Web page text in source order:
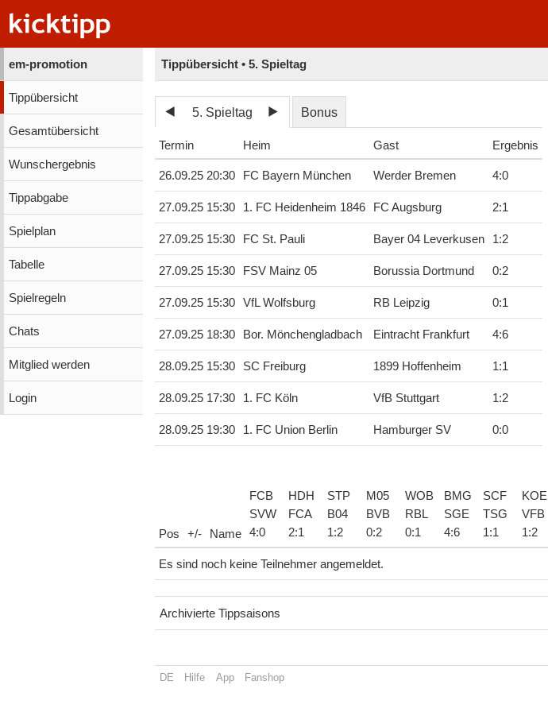
em-promotion
Tippübersicht
Gesamtübersicht
Wunschergebnis
Tippabgabe
Spielplan
Tabelle
Spielregeln
Chats
Mitglied werden
Login
Tippübersicht • 5. Spieltag
5. Spieltag Bonus
Termin Heim Gast Ergebnis
26.09.25 20:30 FC Bayern München Werder Bremen 4:0
27.09.25 15:30 1. FC Heidenheim 1846 FC Augsburg 2:1
27.09.25 15:30 FC St. Pauli Bayer 04 Leverkusen 1:2
27.09.25 15:30 FSV Mainz 05 Borussia Dortmund 0:2
27.09.25 15:30 VfL Wolfsburg RB Leipzig 0:1
27.09.25 18:30 Bor. Mönchengladbach Eintracht Frankfurt 4:6
28.09.25 15:30 SC Freiburg 1899 Hoffenheim 1:1
28.09.25 17:30 1. FC Köln VfB Stuttgart 1:2
28.09.25 19:30 1. FC Union Berlin Hamburger SV 0:0
Pos +/- Name
FCB
SVW
4:0
HDH
FCA
2:1
STP
B04
1:2
M05
BVB
0:2
WOB
RBL
0:1
BMG
SGE
4:6
SCF
TSG
1:1
KOE
VFB
1:2
Es sind noch keine Teilnehmer angemeldet.
Archivierte Tippsaisons
DE Hilfe App Fanshop